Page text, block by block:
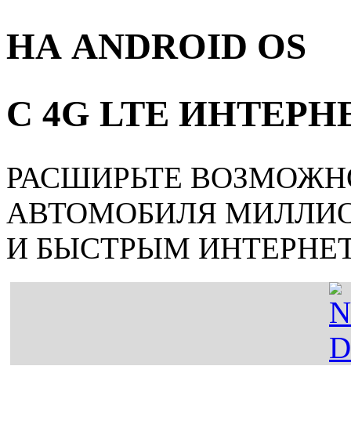
НА ANDROID OS
С 4G LTE
РАСШИРЬТЕ
АВТОМОБИЛЯ
И БЫСТРЫМ